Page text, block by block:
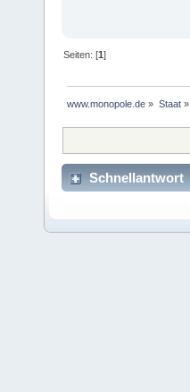
Seiten: [1]
www.monopole.de » Staat»
Schnellantwort